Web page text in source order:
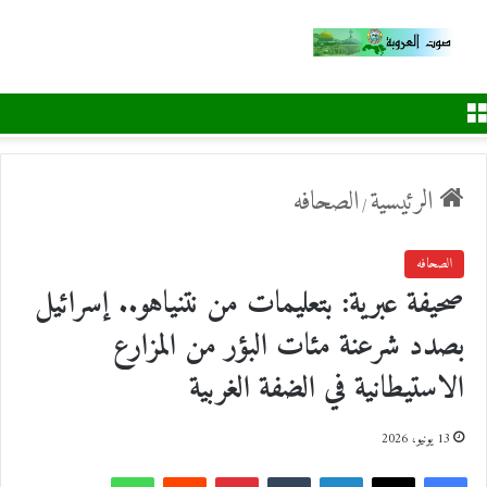
الرئيسية/الصحافه
الصحافه
صحيفة عبرية: بتعليمات من نتنياهو.. إسرائيل
بصدد شرعنة مئات البؤر من المزارع
الاستيطانية في الضفة الغربية
13 يونيو، 2026